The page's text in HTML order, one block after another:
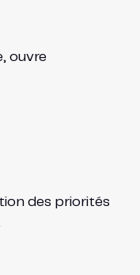
ouvre
des priorités